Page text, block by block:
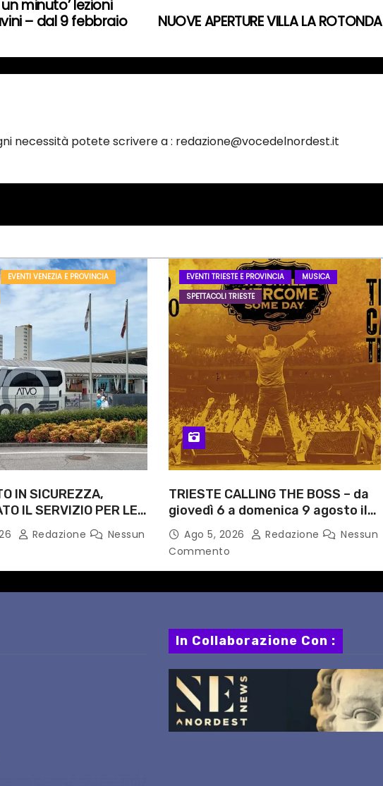
NUOVE APERTURE VILLA LA ROTONDA
minuto’ lezioni
– dal 9 febbraio
necessità potete scrivere a : redazione@vocedelnordest.it
EVENTI VENEZIA E PROVINCIA
IN SICUREZZA,
IL SERVIZIO PER LE
DEFINITI
FERMATE E ORARIO
Redazione
Nessun
EVENTI TRIESTE E PROVINCIA
MUSICA
SPETTACOLI TRIESTE
TRIESTE CALLING THE BOSS – da
giovedì 6 a domenica 9 agosto il
festival triestino dedicato a
Springsteen
Ago 5, 2026 Redazione
Nessun
Commento
In Collaborazione Con :